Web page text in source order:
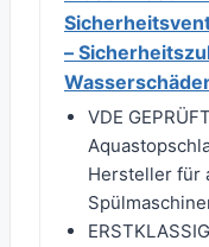
–
VDE
Hersteller für